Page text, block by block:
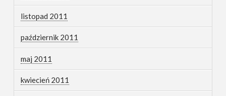
listopad 2011
październik 2011
maj 2011
kwiecień 2011